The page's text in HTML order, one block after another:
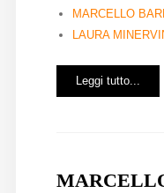
MARCELLO
LAURA
Leggi tutto...